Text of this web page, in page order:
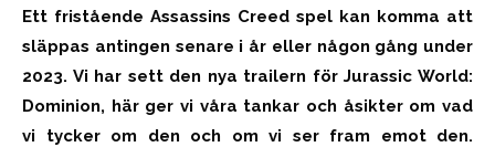
Ett fristående Assassins Creed spel kan komma att
släppas antingen senare i år eller någon gång under
2023. Vi har sett den nya trailern för Jurassic World:
Dominion, här ger vi våra tankar och åsikter om vad
vi tycker om den och om vi ser fram emot den.